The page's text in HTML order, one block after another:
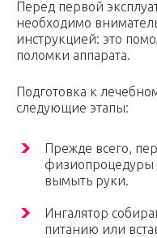
Перед первой
необходимо
инструкцией: это
поломки аппарата.
Подготовка к
следующие этапы:
Прежде всего,
физиопроцедуры
вымыть руки.
Ингалятор
питанию или